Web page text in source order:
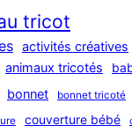
tricot
activités créatives
animaux tricotés
bonnet bonnet tricoté
couverture bébé